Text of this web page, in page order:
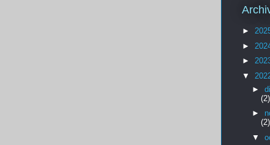
►
►
►
▼
►
(2)
►
(2)
▼